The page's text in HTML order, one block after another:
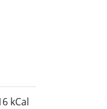
kCal